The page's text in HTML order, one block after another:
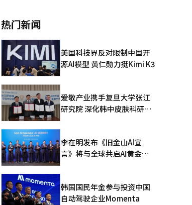
热门新闻
美国科技界反对限制中国开
源AI模型 黄仁勋力挺Kimi K3
爱敬产业携手复旦大学张江
研究院 深化韩中皮肤科研合
李在明发布《旧金山AI宣
言》将与全球共启AI黄金时
韩国国民年金参与投资中国
自动驾驶企业Momenta